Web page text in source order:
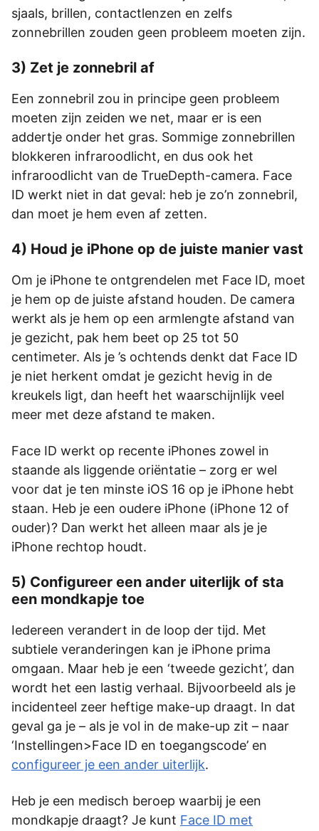
sjaals, brillen, contactlenzen en zelfs
zonnebrillen zouden geen probleem moeten zijn.
3) Zet je zonnebril af
Een zonnebril zou in principe geen probleem
moeten zijn zeiden we net, maar er is een
addertje onder het gras. Sommige zonnebrillen
blokkeren infraroodlicht, en dus ook het
infraroodlicht van de TrueDepth-camera. Face
ID werkt niet in dat geval: heb je zo’n zonnebril,
dan moet je hem even af zetten.
4) Houd je iPhone op de juiste manier vast
Om je iPhone te ontgrendelen met Face ID, moet
je hem op de juiste afstand houden. De camera
werkt als je hem op een armlengte afstand van
je gezicht, pak hem beet op 25 tot 50
centimeter. Als je ’s ochtends denkt dat Face ID
je niet herkent omdat je gezicht hevig in de
kreukels ligt, dan heeft het waarschijnlijk veel
meer met deze afstand te maken.
Face ID werkt op recente iPhones zowel in
staande als liggende oriëntatie – zorg er wel
voor dat je ten minste iOS 16 op je iPhone hebt
staan. Heb je een oudere iPhone (iPhone 12 of
ouder)? Dan werkt het alleen maar als je je
iPhone rechtop houdt.
5) Configureer een ander uiterlijk of sta
een mondkapje toe
Iedereen verandert in de loop der tijd. Met
subtiele veranderingen kan je iPhone prima
omgaan. Maar heb je een ‘tweede gezicht’, dan
wordt het een lastig verhaal. Bijvoorbeeld als je
incidenteel zeer heftige make-up draagt. In dat
geval ga je – als je vol in de make-up zit – naar
‘Instellingen>Face ID en toegangscode’ en
configureer je een ander uiterlijk.
Heb je een medisch beroep waarbij je een
mondkapje draagt? Je kunt Face ID met